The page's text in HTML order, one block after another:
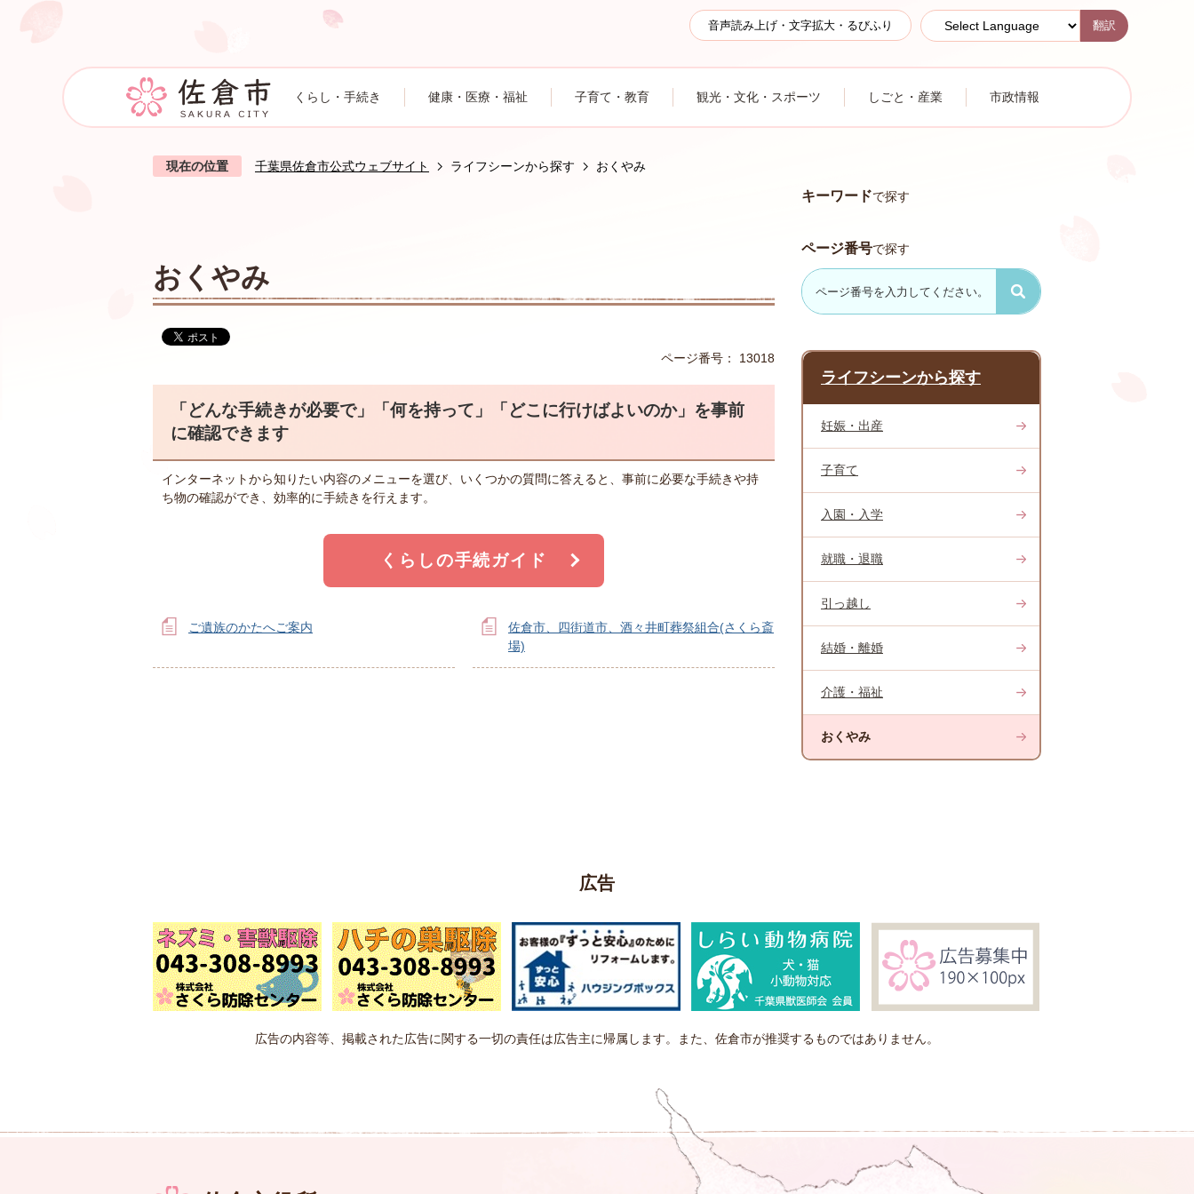
音声読み上げ・文字拡大・るびふり 翻訳
くらし・手続き 健康・医療・福祉 子育て・教育 観光・文化・スポーツ しごと・産業 市政情報
現在の位置 千葉県佐倉市公式ウェブサイト ライフシーンから探す おくやみ
おくやみ
ページ番号： 13018
「どんな手続きが必要で」「何を持って」「どこに行けばよいのか」を事前
に確認できます
インターネットから知りたい内容のメニューを選び、いくつかの質問に答えると、事前に必要な手続きや持
ち物の確認ができ、効率的に手続きを行えます。
くらしの手続ガイド
ご遺族のかたへご案内
佐倉市、四街道市、酒々井町葬祭組合(さくら斎
場)
キーワードで探す
ページ番号で探す
ライフシーンから探す
妊娠・出産
子育て
入園・入学
就職・退職
引っ越し
結婚・離婚
介護・福祉
おくやみ
広告
広告の内容等、掲載された広告に関する一切の責任は広告主に帰属します。また、佐倉市が推奨するものではありません。